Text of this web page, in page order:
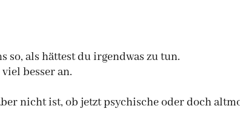
so, als hättest du irgendwas zu tun.
besser an.
nicht ist, ob jetzt psychische oder doch